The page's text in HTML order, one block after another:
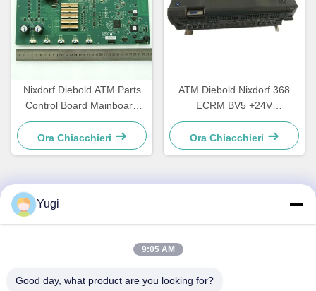
Nixdorf Diebold ATM Parts
Control Board Mainboard
CCA Discovery
49242480000B
Ora Chiacchieri
ATM Diebold Nixdorf 368
ECRM BV5 +24V
Acceptatore di bollette
Validatore parti
49238415000A
Ora Chiacchieri
Contatto rapido
Xingye EastRoad, Shunjiang Community Industrial Park,
Yugi
9:05 AM
Good day, what product are you looking for?